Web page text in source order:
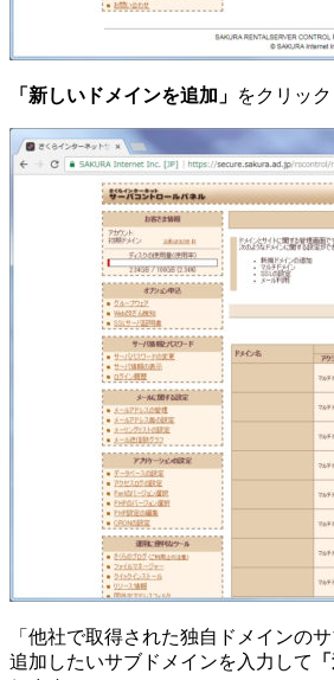
「新しいドメインを追加」 をクリック
「他社で取得された独自ドメインの
追加したいサブドメインを入力して